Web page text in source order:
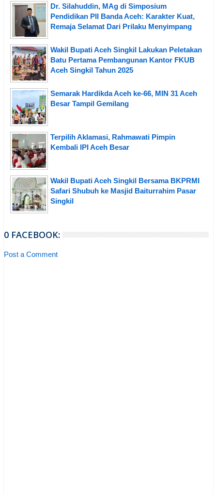
Dr. Silahuddin, MAg di Simposium
Pendidikan PII Banda Aceh: Karakter Kuat,
Remaja Selamat Dari Prilaku Menyimpang
Wakil Bupati Aceh Singkil Lakukan Peletakan
Batu Pertama Pembangunan Kantor FKUB
Aceh Singkil Tahun 2025
Semarak Hardikda Aceh ke-66, MIN 31 Aceh
Besar Tampil Gemilang
Terpilih Aklamasi, Rahmawati Pimpin
Kembali IPI Aceh Besar
Wakil Bupati Aceh Singkil Bersama BKPRMI
Safari Shubuh ke Masjid Baiturrahim Pasar
Singkil
0 FACEBOOK:
Post a Comment